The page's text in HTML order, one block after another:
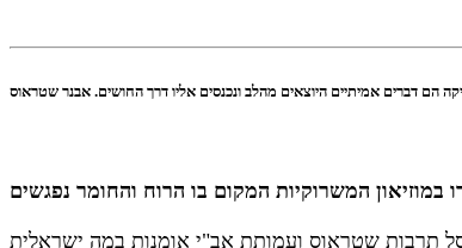
הם דברים אמיתיים היוצאים מהלב ונכנסים אליו דרך החושים. אבנר שטראוס
תרבות שטראוס ועמותת אב"י אומנות במה ישראלית